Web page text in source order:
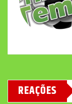
REAÇÕES